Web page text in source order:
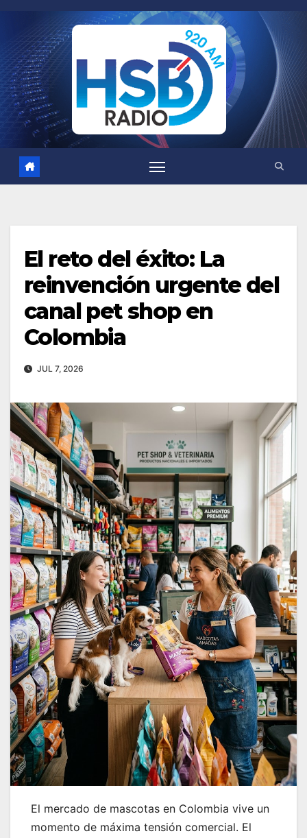
El reto del éxito: La
reinvención urgente del
canal pet shop en
Colombia
JUL 7, 2026
El mercado de mascotas en Colombia vive un
momento de máxima tensión comercial. El